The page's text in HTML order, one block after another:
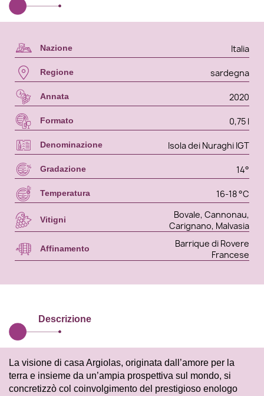
Nazione Italia
Regione sardegna
Annata 2020
Formato 0,75 l
Denominazione Isola dei Nuraghi IGT
Gradazione 14°
Temperatura 16-18 °C
Vitigni
Bovale, Cannonau,
Carignano, Malvasia
Affinamento
Barrique di Rovere
Francese
Descrizione
La visione di casa Argiolas, originata dall’amore per la
terra e insieme da un’ampia prospettiva sul mondo, si
concretizzò col coinvolgimento del prestigioso enologo